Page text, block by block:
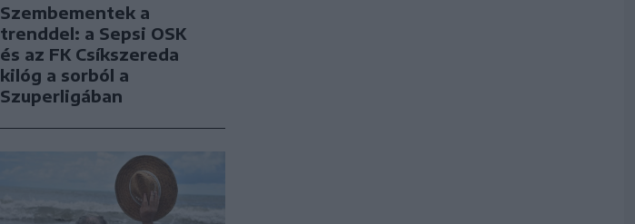
Szembementek a
trenddel: a Sepsi OSK
és az FK Csíkszereda
kilóg a sorból a
Szuperligában